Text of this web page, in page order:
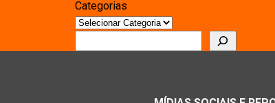
Categorias